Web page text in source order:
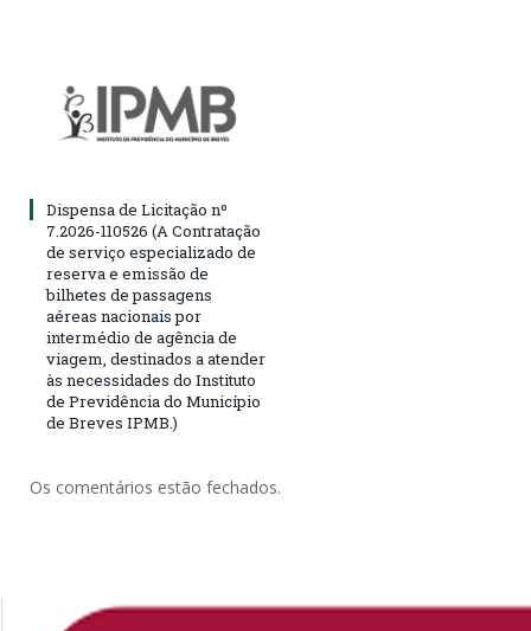
Dispensa de Licitação nº
7.2026-110526 (A Contratação
de serviço especializado de
reserva e emissão de
bilhetes de passagens
aéreas nacionais por
intermédio de agência de
viagem, destinados a atender
às necessidades do Instituto
de Previdência do Município
de Breves IPMB.)
Os comentários estão fechados.